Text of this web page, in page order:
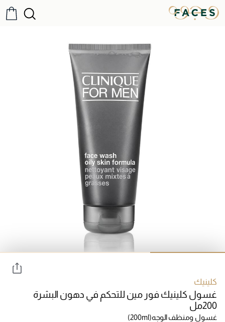
كلينيك
غسول كلينيك فور مين للتحكم في دهون البشرة
200مل
غسول ومنظف الوجه(200ml)